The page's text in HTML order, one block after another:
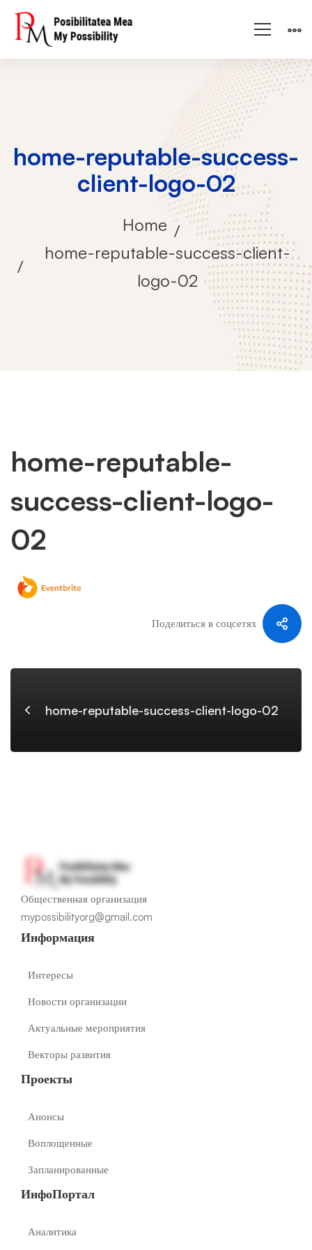
home-reputable-success-
client-logo-02
Home
home-reputable-success-client-
logo-02
home-
reputable-
success-
client-
02
home-reputable-
success-client-logo-
02
Поделиться в соцсетях
home-reputable-success-client-logo-02
Общественная организация
mypossibilityorg@gmail.com
Информация
Интересы
Новости организации
Актуальные мероприятия
Векторы развития
Проекты
Анонсы
Воплощенные
Запланированные
ИнфоПортал
Аналитика